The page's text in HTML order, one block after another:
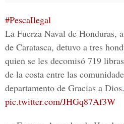
#PescaIlegal
La Fuerza Naval de Honduras,
de Caratasca, detuvo a tres
quien se les decomisó 719
de la costa entre las
departamento de Gracias a Dios.
pic.twitter.com/JHGq87Af3W